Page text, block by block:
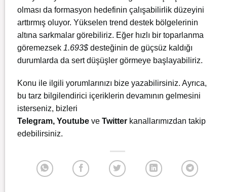
olması da formasyon hedefinin çalışabilirlik düzeyini
arttırmış oluyor. Yükselen trend destek bölgelerinin
altına sarkmalar görebiliriz. Eğer hızlı bir toparlanma
göremezsek 1.693$ desteğinin de güçsüz kaldığı
durumlarda da sert düşüşler görmeye başlayabiliriz.
Konu ile ilgili yorumlarınızı bize yazabilirsiniz. Ayrıca,
bu tarz bilgilendirici içeriklerin devamının gelmesini
isterseniz, bizleri
Telegram, Youtube ve Twitter kanallarımızdan takip
edebilirsiniz.